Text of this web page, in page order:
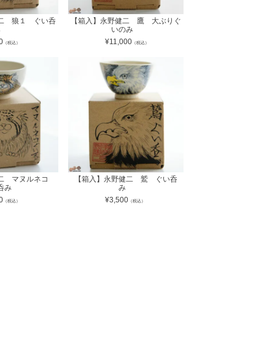
狼１ ぐい呑
（税込）
【箱入】永野健二 鷹 大ぶりぐ
いのみ
¥11,000（税込）
マヌルネコ
み
（税込）
【箱入】永野健二 鷲 ぐい呑
み
¥3,500（税込）